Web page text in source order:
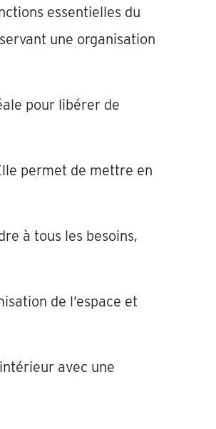
essentielles du
une organisation
pour libérer de
permet de mettre en
à tous les besoins,
de l’espace et
avec une